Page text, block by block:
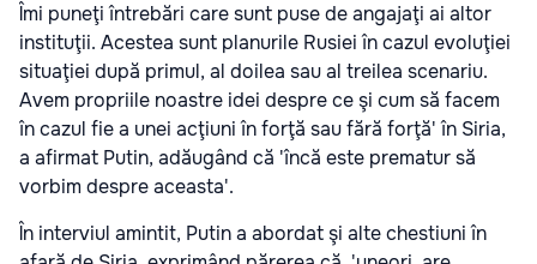
Îmi puneţi întrebări care sunt puse de angajaţi ai altor
instituţii. Acestea sunt planurile Rusiei în cazul evoluţiei
situaţiei după primul, al doilea sau al treilea scenariu.
Avem propriile noastre idei despre ce şi cum să facem
în cazul fie a unei acţiuni în forţă sau fără forţă' în Siria,
a afirmat Putin, adăugând că 'încă este prematur să
vorbim despre aceasta'.
În interviul amintit, Putin a abordat şi alte chestiuni în